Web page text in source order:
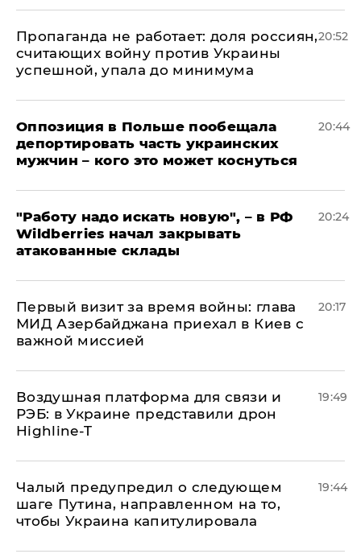
​Пропаганда не работает: доля россиян,
считающих войну против Украины
успешной, упала до минимума
20:52
Оппозиция в Польше пообещала
депортировать часть украинских
мужчин – кого это может коснуться
20:44
"Работу надо искать новую", – в РФ
Wildberries начал закрывать
атакованные склады
20:24
Первый визит за время войны: глава
МИД Азербайджана приехал в Киев с
важной миссией
20:17
Воздушная платформа для связи и
РЭБ: в Украине представили дрон
Highline-T
19:49
Чалый предупредил о следующем
шаге Путина, направленном на то,
чтобы Украина капитулировала
19:44